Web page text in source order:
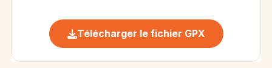
Télécharger le fichier GPX